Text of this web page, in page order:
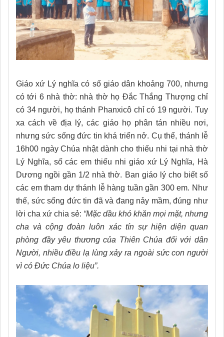
Giáo xứ Lý nghĩa có số giáo dân khoảng 700, nhưng
có tới 6 nhà thờ: nhà thờ họ Đắc Thắng Thượng chỉ
có 34 người, họ thánh Phanxicô chỉ có 19 người. Tuy
xa cách về địa lý, các giáo họ phân tán nhiều nơi,
nhưng sức sống đức tin khá triển nở. Cụ thể, thánh lễ
16h00 ngày Chúa nhật dành cho thiếu nhi tại nhà thờ
Lý Nghĩa, số các em thiếu nhi giáo xứ Lý Nghĩa, Hà
Dương ngồi gần 1/2 nhà thờ. Ban giáo lý cho biết số
các em tham dự thánh lễ hàng tuần gần 300 em. Như
thế, sức sống đức tin đã và đang nảy mầm, đúng như
lời cha xứ chia sẻ: “Mặc dầu khó khăn mọi mặt, nhưng
cha và cộng đoàn luôn xác tín sự hiện diện quan
phòng đầy yêu thương của Thiên Chúa đối với dân
Người, nhiều điều lạ lùng xảy ra ngoài sức con người
vì có Đức Chúa lo liệu”.